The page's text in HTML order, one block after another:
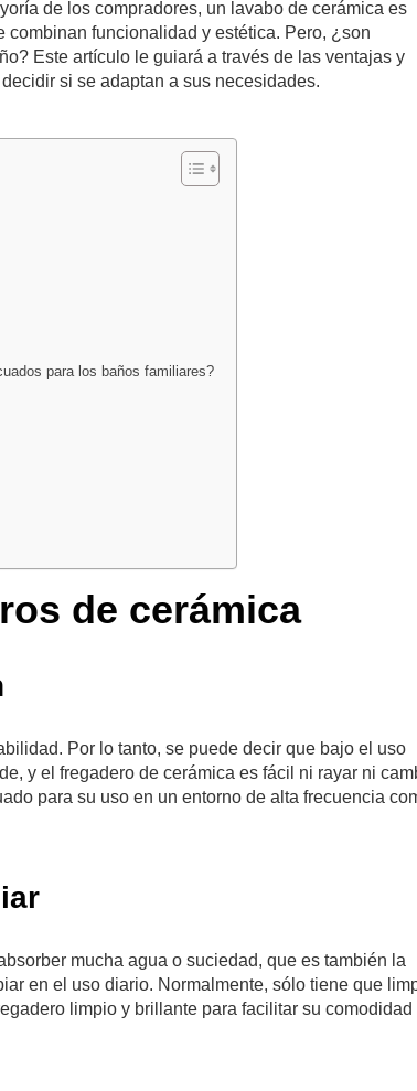
de los compradores, un lavabo de cerámica es
funcionalidad y estética. Pero, ¿son
Este artículo le guiará a través de las ventajas y
si se adaptan a sus necesidades.
para los baños familiares?
de cerámica
Por lo tanto, se puede decir que bajo el uso
y el fregadero de cerámica es fácil ni rayar ni
para su uso en un entorno de alta frecuencia
mucha agua o suciedad, que es también la
en el uso diario. Normalmente, sólo tiene que
limpio y brillante para facilitar su comodidad